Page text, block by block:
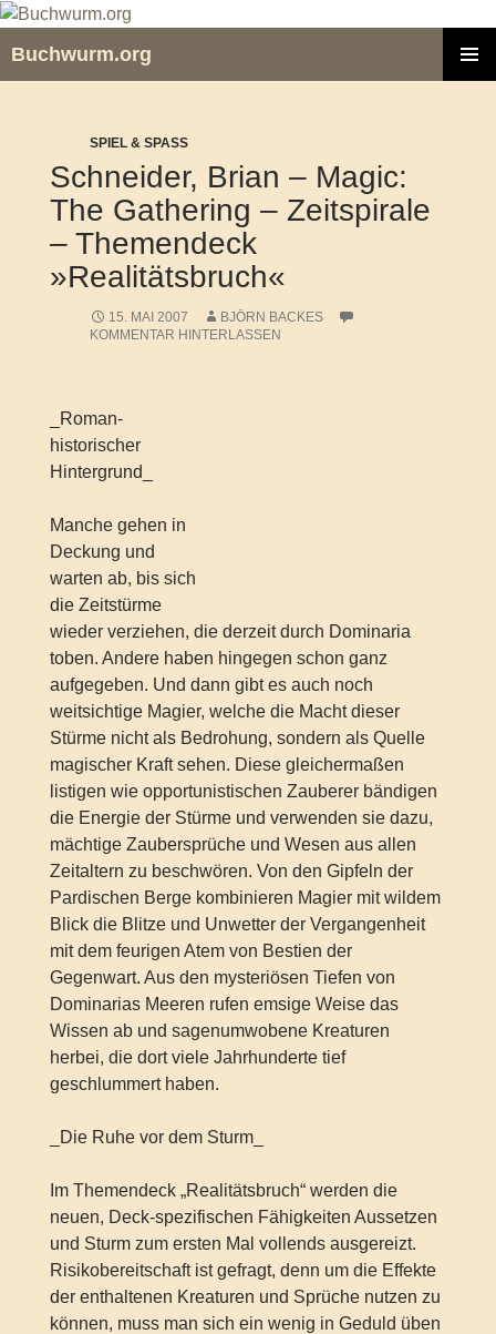
Zum
springen
Buchwurm.org
SPIEL & SPASS
Schneider, Brian – Magic:
The Gathering – Zeitspirale
– Themendeck
»Realitätsbruch«
15. MAI 2007
BJÖRN BACKES
KOMMENTAR HINTERLASSEN
_Roman-
historischer
Hintergrund_
Manche gehen in
Deckung und
warten ab, bis sich
die Zeitstürme
wieder verziehen, die derzeit durch Dominaria
toben. Andere haben hingegen schon ganz
aufgegeben. Und dann gibt es auch noch
weitsichtige Magier, welche die Macht dieser
Stürme nicht als Bedrohung, sondern als Quelle
magischer Kraft sehen. Diese gleichermaßen
listigen wie opportunistischen Zauberer bändigen
die Energie der Stürme und verwenden sie dazu,
mächtige Zaubersprüche und Wesen aus allen
Zeitaltern zu beschwören. Von den Gipfeln der
Pardischen Berge kombinieren Magier mit wildem
Blick die Blitze und Unwetter der Vergangenheit
mit dem feurigen Atem von Bestien der
Gegenwart. Aus den mysteriösen Tiefen von
Dominarias Meeren rufen emsige Weise das
Wissen ab und sagenumwobene Kreaturen
herbei, die dort viele Jahrhunderte tief
geschlummert haben.
_Die Ruhe vor dem Sturm_
Im Themendeck „Realitätsbruch“ werden die
neuen, Deck-spezifischen Fähigkeiten Aussetzen
und Sturm zum ersten Mal vollends ausgereizt.
Risikobereitschaft ist gefragt, denn um die Effekte
der enthaltenen Kreaturen und Sprüche nutzen zu
können, muss man sich ein wenig in Geduld üben